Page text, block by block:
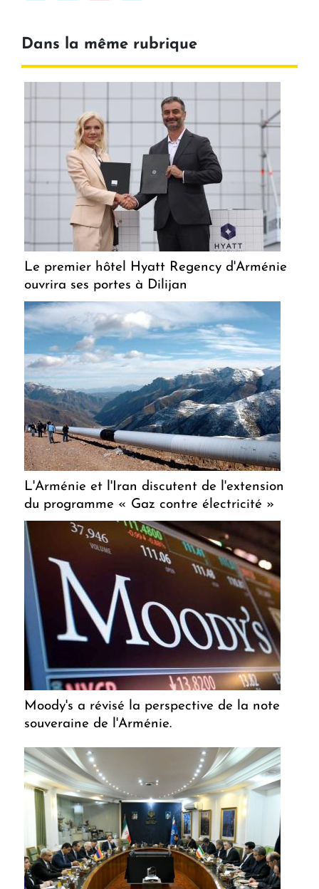
Dans la même rubrique
Le premier hôtel Hyatt Regency d'Arménie
ouvrira ses portes à Dilijan
L'Arménie et l'Iran discutent de l'extension
du programme « Gaz contre électricité »
Moody's a révisé la perspective de la note
souveraine de l'Arménie.